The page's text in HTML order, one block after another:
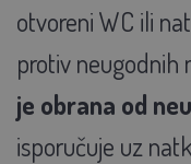
otvoreni WC ili
protiv neugodnih
je obrana od
isporučuje uz